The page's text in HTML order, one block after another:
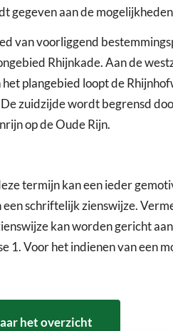
gegeven aan de
van voorliggend
Rhijnkade. Aan de
plangebied loopt de
zuidzijde wordt begrensd
op de Oude Rijn.
termijn kan een ieder
schriftelijk zienswijze.
kan worden gericht
1. Voor het indienen van een
het overzicht